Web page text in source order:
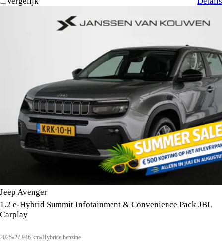
Jeep Avenger
1.2 e-Hybrid Summit Infotainment & Convenience Pack JBL
Carplay
2025 27.946 km Hybride benzine